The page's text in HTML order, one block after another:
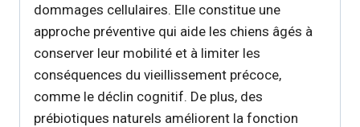
dommages cellulaires. Elle constitue une
approche préventive qui aide les chiens âgés à
conserver leur mobilité et à limiter les
conséquences du vieillissement précoce,
comme le déclin cognitif. De plus, des
prébiotiques naturels améliorent la fonction